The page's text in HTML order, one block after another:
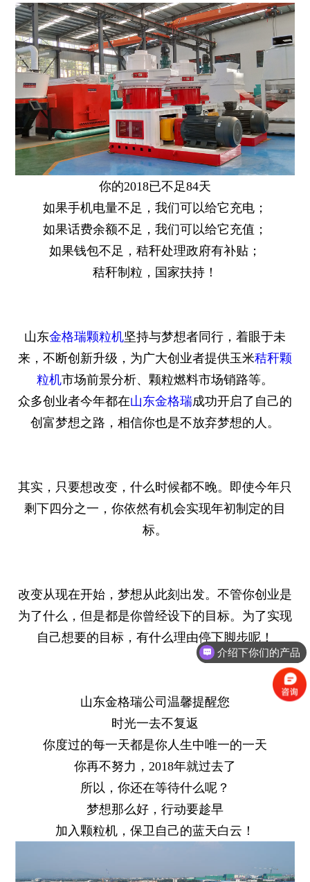
你的2018已不足84天
如果手机电量不足，我们可以给它充电；
如果话费余额不足，我们可以给它充值；
如果钱包不足，秸秆处理政府有补贴；
秸秆制粒，国家扶持！
山东金格瑞颗粒机坚持与梦想者同行，着眼于未
来，不断创新升级，为广大创业者提供玉米秸秆颗
粒机市场前景分析、颗粒燃料市场销路等。
众多创业者今年都在山东金格瑞成功开启了自己的
创富梦想之路，相信你也是不放弃梦想的人。
其实，只要想改变，什么时候都不晚。即使今年只
剩下四分之一，你依然有机会实现年初制定的目
标。
改变从现在开始，梦想从此刻出发。不管你创业是
为了什么，但是都是你曾经设下的目标。为了实现
自己想要的目标，有什么理由停下脚步呢！
山东金格瑞公司温馨提醒您
时光一去不复返
你度过的每一天都是你人生中唯一的一天
你再不努力，2018年就过去了
所以，你还在等待什么呢？
梦想那么好，行动要趁早
加入颗粒机，保卫自己的蓝天白云！
介绍下你们的产品